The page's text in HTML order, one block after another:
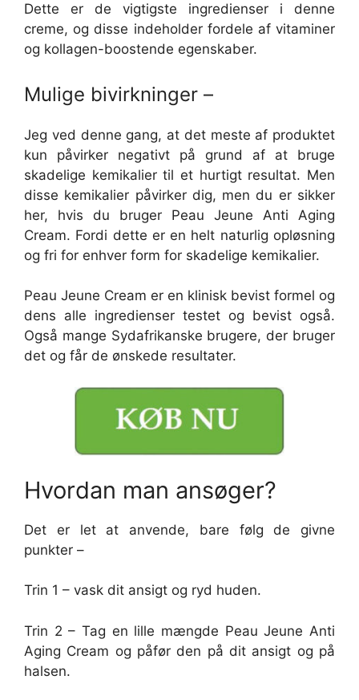
Dette er de vigtigste ingredienser i denne
creme, og disse indeholder fordele af vitaminer
og kollagen-boostende egenskaber.
Mulige bivirkninger –
Jeg ved denne gang, at det meste af produktet
kun påvirker negativt på grund af at bruge
skadelige kemikalier til et hurtigt resultat. Men
disse kemikalier påvirker dig, men du er sikker
her, hvis du bruger Peau Jeune Anti Aging
Cream. Fordi dette er en helt naturlig opløsning
og fri for enhver form for skadelige kemikalier.
Peau Jeune Cream er en klinisk bevist formel og
dens alle ingredienser testet og bevist også.
Også mange Sydafrikanske brugere, der bruger
det og får de ønskede resultater.
Hvordan man ansøger?
Det er let at anvende, bare følg de givne
punkter –
Trin 1 – vask dit ansigt og ryd huden.
Trin 2 – Tag en lille mængde Peau Jeune Anti
Aging Cream og påfør den på dit ansigt og på
halsen.